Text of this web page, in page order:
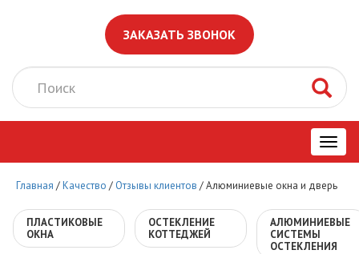
ЗАКАЗАТЬ ЗВОНОК
Главная /Качество / Отзывы клиентов /Алюминиевые окна и дверь
ПЛАСТИКОВЫЕ
ОКНА
ОСТЕКЛЕНИЕ
КОТТЕДЖЕЙ
АЛЮМИНИЕВЫЕ
СИСТЕМЫ
ОСТЕКЛЕНИЯ